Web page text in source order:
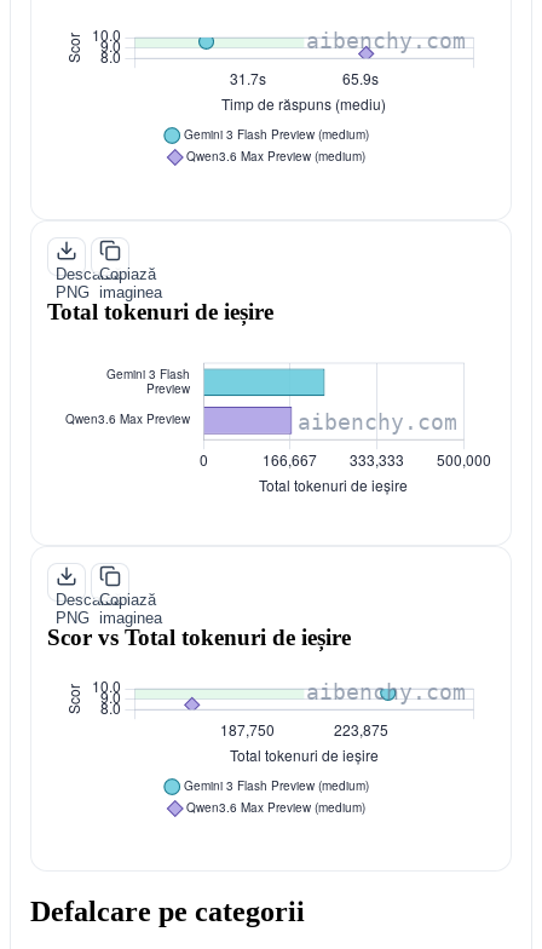
Descarcă
PNG
Copiază
imaginea
Total tokenuri de ieșire
Descarcă
PNG
Copiază
imaginea
Scor vs Total tokenuri de ieșire
Defalcare pe categorii